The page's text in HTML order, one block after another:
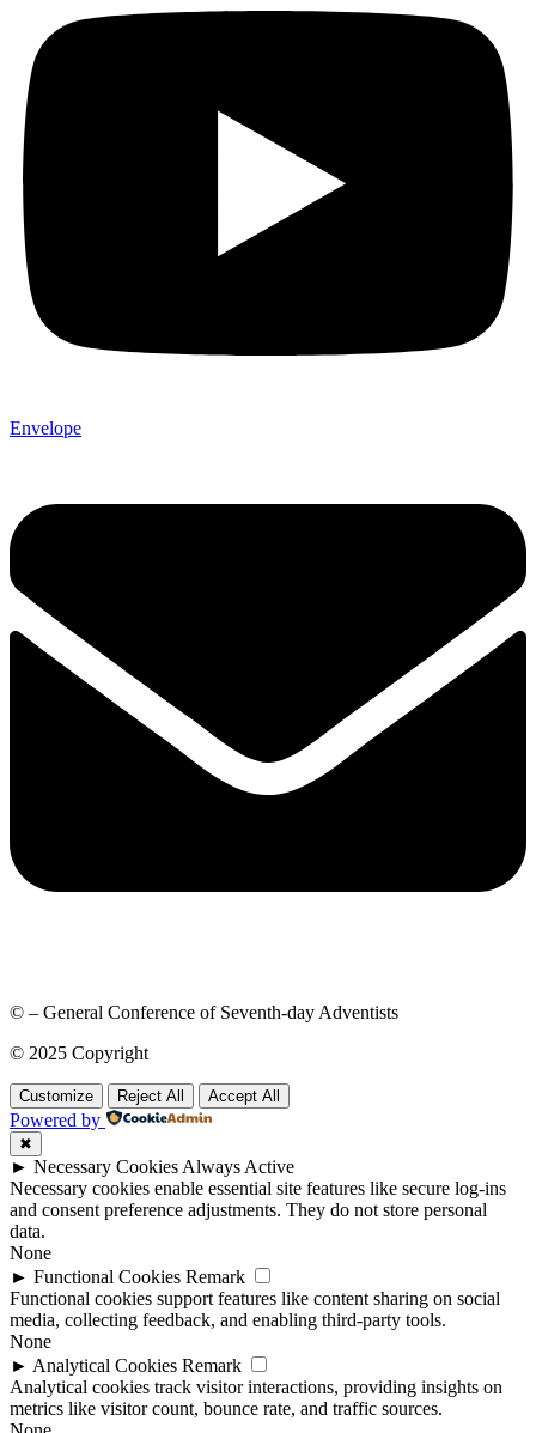
Envelope
© – General Conference of Seventh-day Adventists
© 2025 Copyright
Customize Reject All Accept All
Powered by
✖
► Necessary CookiesAlways Active
Necessary cookies enable essential site features like secure log-ins
and consent preference adjustments. They do not store personal
data.
None
► Functional Cookies Remark
Functional cookies support features like content sharing on social
media, collecting feedback, and enabling third-party tools.
None
► Analytical Cookies Remark
Analytical cookies track visitor interactions, providing insights on
metrics like visitor count, bounce rate, and traffic sources.